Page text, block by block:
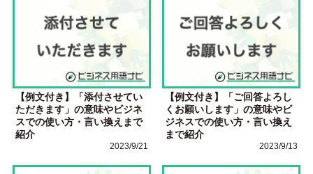
【例文付き】「添付させてい
ただきます」の意味やビジネ
スでの使い方・言い換えまで
紹介
2023/9/21
【例文付き】「ご回答よろし
くお願いします」の意味やビ
ジネスでの使い方・言い換え
まで紹介
2023/9/13